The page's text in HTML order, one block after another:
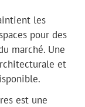
les
pour des
marché. Une
et
est une